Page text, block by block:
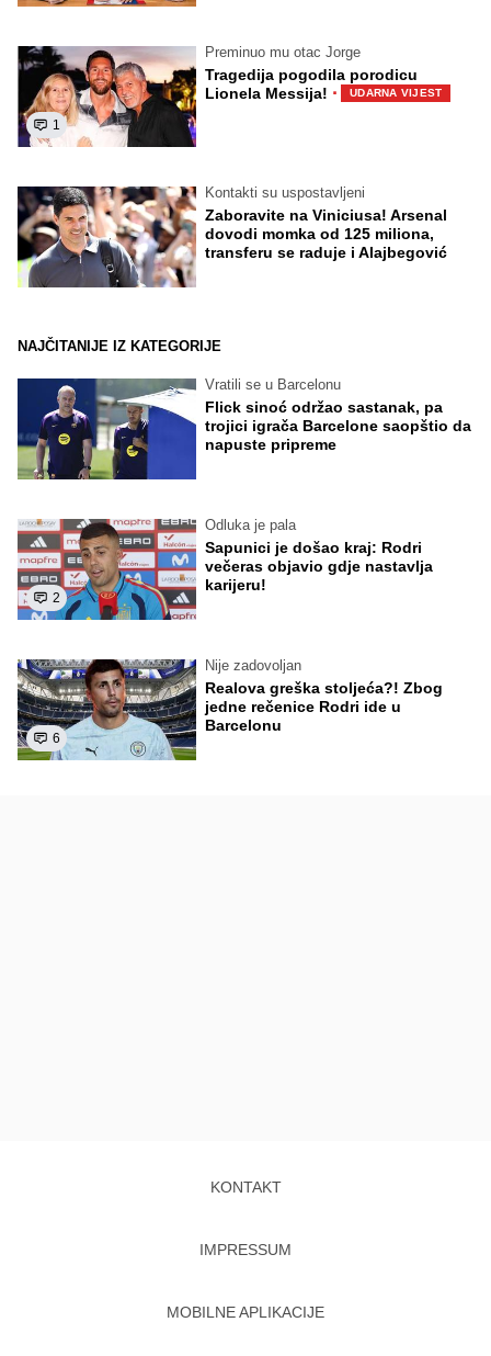
1
Preminuo mu otac Jorge
Tragedija pogodila porodicu
Lionela Messija! · UDARNA VIJEST
Kontakti su uspostavljeni
Zaboravite na Viniciusa! Arsenal
dovodi momka od 125 miliona,
transferu se raduje i Alajbegović
NAJČITANIJE IZ KATEGORIJE
Vratili se u Barcelonu
Flick sinoć održao sastanak, pa
trojici igrača Barcelone saopštio da
napuste pripreme
2
Odluka je pala
Sapunici je došao kraj: Rodri
večeras objavio gdje nastavlja
karijeru!
6
Nije zadovoljan
Realova greška stoljeća?! Zbog
jedne rečenice Rodri ide u
Barcelonu
KONTAKT
IMPRESSUM
MOBILNE APLIKACIJE